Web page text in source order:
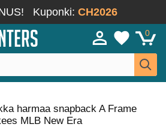
Kuponki: CH2026
0
harmaa snapback A Frame
MLB New Era